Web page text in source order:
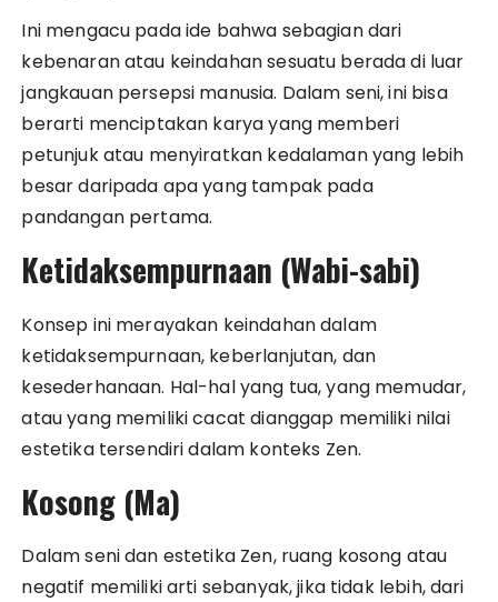
Ini mengacu pada ide bahwa sebagian dari
kebenaran atau keindahan sesuatu berada di luar
jangkauan persepsi manusia. Dalam seni, ini bisa
berarti menciptakan karya yang memberi
petunjuk atau menyiratkan kedalaman yang lebih
besar daripada apa yang tampak pada
pandangan pertama.
Ketidaksempurnaan (Wabi-sabi)
Konsep ini merayakan keindahan dalam
ketidaksempurnaan, keberlanjutan, dan
kesederhanaan. Hal-hal yang tua, yang memudar,
atau yang memiliki cacat dianggap memiliki nilai
estetika tersendiri dalam konteks Zen.
Kosong (Ma)
Dalam seni dan estetika Zen, ruang kosong atau
negatif memiliki arti sebanyak, jika tidak lebih, dari